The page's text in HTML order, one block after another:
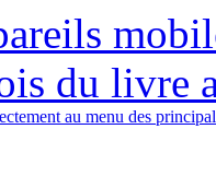
du livre
au menu des